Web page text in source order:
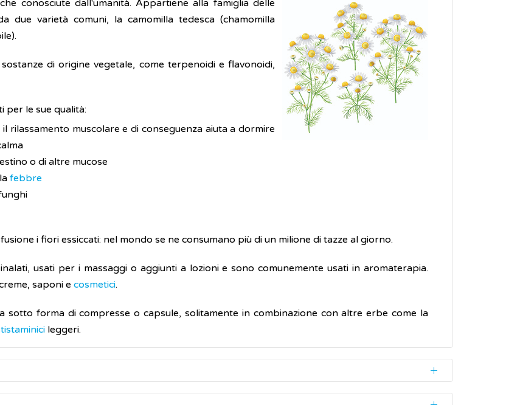
conosciute dall'umanità. Appartiene alla famiglia delle
due varietà comuni, la camomilla tedesca (chamomilla
di origine vegetale, come terpenoidi e flavonoidi,
per le sue qualità:
il rilassamento muscolare e di conseguenza aiuta a dormire
o di altre mucose
febbre
i fiori essiccati: nel mondo se ne consumano più di un milione di tazze al giorno.
usati per i massaggi o aggiunti a lozioni e sono comunemente usati in aromaterapia.
saponi e cosmetici.
sotto forma di compresse o capsule, solitamente in combinazione con altre erbe come la
leggeri.
di diversi flavonoidi contenuti nella sua parte centrale (apigenina, luteolina) e di